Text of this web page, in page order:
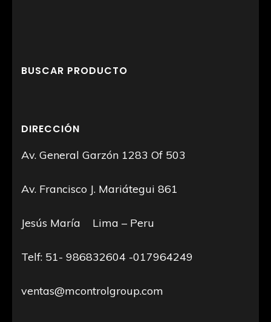
BUSCAR PRODUCTO
DIRECCIÓN
Av. General Garzón 1283 Of 503
Av. Francisco J. Mariátegui 861
Jesús María Lima – Peru
Telf: 51- 986832604 -017964249
ventas@mcontrolgroup.com